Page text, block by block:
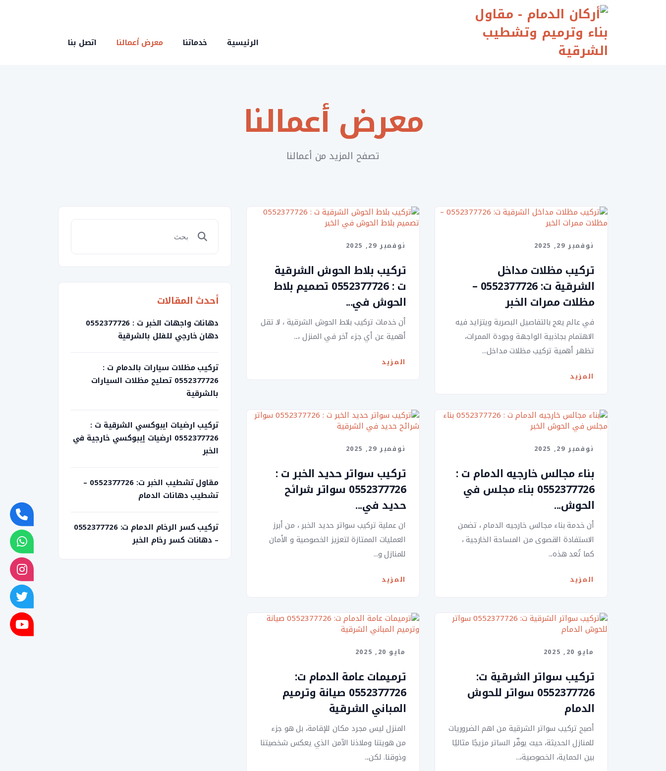
الرئيسية
خدماتنا معرض أعمالنا اتصل بنا
معرض أعمالنا
تصفح المزيد من أعمالنا
نوفمبر 29, 2025
تركيب مظلات مداخل
الشرقية ت: 0552377726 –
مظلات ممرات الخبر
في عالم يعج بالتفاصيل البصرية ويتزايد فيه
الاهتمام بجاذبية الواجهة وجودة الممرات،
تظهر أهمية تركيب مظلات مداخل...
المزيد
نوفمبر 29, 2025
تركيب بلاط الحوش الشرقية
ت : 0552377726 تصميم بلاط
الحوش في...
أن خدمات تركيب بلاط الحوش الشرقية ، لا تقل
أهمية عن أي جزء آخر في المنزل ،...
المزيد
نوفمبر 29, 2025
بناء مجالس خارجيه الدمام ت :
0552377726 بناء مجلس في
الحوش...
أن خدمة بناء مجالس خارجيه الدمام ، تضمن
الاستفادة القصوى من المساحة الخارجية ،
كما تُعد هذه...
المزيد
نوفمبر 29, 2025
تركيب سواتر حديد الخبر ت :
0552377726 سواتر شرائح
حديد في...
ان عملية تركيب سواتر حديد الخبر ، من أبرز
العمليات الممتازة لتعزيز الخصوصية و الأمان
للمنازل و...
المزيد
مايو 20, 2025
تركيب سواتر الشرقية ت:
0552377726 سواتر للحوش
الدمام
أصبح تركيب سواتر الشرقية من اهم الضروريات
للمنازل الحديثة، حيث يوفّر الساتر مزيجًا مثاليًا
بين الحماية، الخصوصية،...
مايو 20, 2025
ترميمات عامة الدمام ت:
0552377726 صيانة وترميم
المباني الشرقية
المنزل ليس مجرد مكان للإقامة، بل هو جزء
من هويتنا وملاذنا الآمن الذي يعكس شخصيتنا
وذوقنا. لكن...
أحدث المقالات
دهانات واجهات الخبر ت : 0552377726
دهان خارجي للفلل بالشرقية
تركيب مظلات سيارات بالدمام ت :
0552377726 تصليح مظلات السيارات
بالشرقية
تركيب ارضيات ايبوكسي الشرقية ت :
0552377726 ارضيات إيبوكسي خارجية في
الخبر
مقاول تشطيب الخبر ت: 0552377726 –
تشطيب دهانات الدمام
تركيب كسر الرخام الدمام ت: 0552377726
– دهانات كسر رخام الخبر